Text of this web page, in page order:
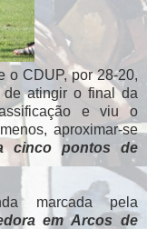
o CDUP, por 28-20,
de atingir o final da
e viu o
aproximar-se
cinco pontos de
marcada pela
em Arcos de